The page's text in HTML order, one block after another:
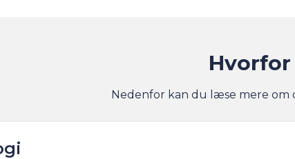
Hvorfor
Nedenfor kan du læse mere om